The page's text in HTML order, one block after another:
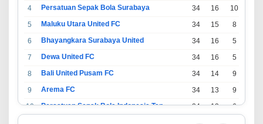
4
Persatuan Sepak Bola Surabaya 34 16 10
5
Maluku Utara United FC 34 15 8
6
Bhayangkara Surabaya United 34 16 5
7
Dewa United FC 34 16 5
8
Bali United Pusam FC 34 14 9
9
Arema FC 34 13 9
10
Persatuan Sepak Bola Indonesia Tangerang 34 13 6